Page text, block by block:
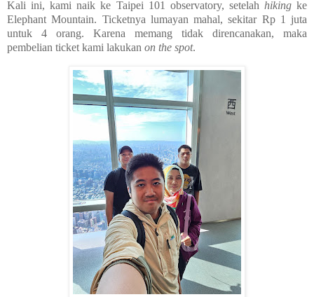
Kali ini, kami naik ke Taipei 101 observatory, setelah hikingke
Elephant Mountain. Ticketnya lumayan mahal, sekitar Rp 1 juta
untuk 4 orang. Karena memang tidak direncanakan, maka
pembelian ticket kami lakukan on the spot.